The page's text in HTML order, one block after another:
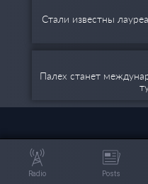
Стали известны
Палех станет
Radio Posts